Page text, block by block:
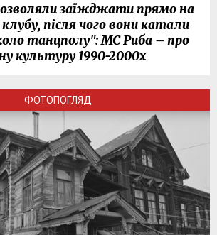
заїжджати прямо на
після чого вони катали
танцполу": МС Риба – про
культуру 1990-2000х
ФОТОПОГЛЯД